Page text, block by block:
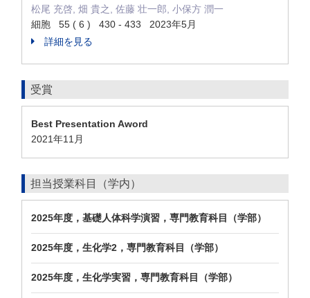
松尾 充啓, 畑 貴之, 佐藤 壮一郎, 小保方 潤一
細胞 55 ( 6 ) 430 - 433 2023年5月
詳細を見る
受賞
Best Presentation Aword
2021年11月
担当授業科目（学内）
2025年度，基礎人体科学演習，専門教育科目（学部）
2025年度，生化学2，専門教育科目（学部）
2025年度，生化学実習，専門教育科目（学部）